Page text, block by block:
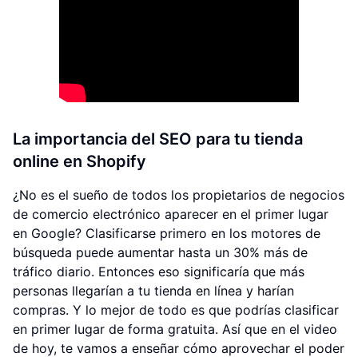
La importancia del SEO para tu tienda
online en Shopify
¿No es el sueño de todos los propietarios de negocios
de comercio electrónico aparecer en el primer lugar
en Google? Clasificarse primero en los motores de
búsqueda puede aumentar hasta un 30% más de
tráfico diario. Entonces eso significaría que más
personas llegarían a tu tienda en línea y harían
compras. Y lo mejor de todo es que podrías clasificar
en primer lugar de forma gratuita. Así que en el video
de hoy, te vamos a enseñar cómo aprovechar el poder